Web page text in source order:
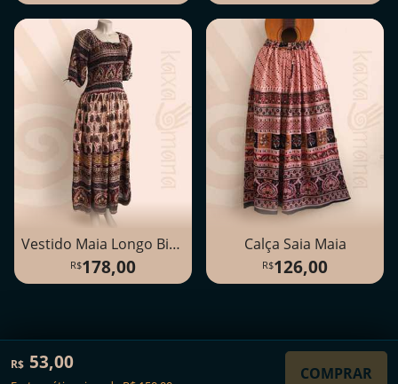
R$ 53,00 COMPRAR
Vestido Maia Longo Bism
178,00
Calça Saia Maia
126,00
©2016-2026